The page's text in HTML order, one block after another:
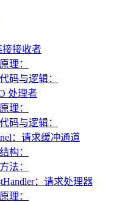
接接收者
理：
码与逻辑：
处理者
理：
码与逻辑：
：请求缓冲通道
构：
法：
：请求处理器
理：